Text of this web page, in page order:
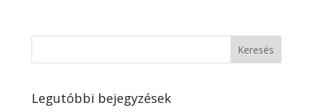
Legutóbbi bejegyzések